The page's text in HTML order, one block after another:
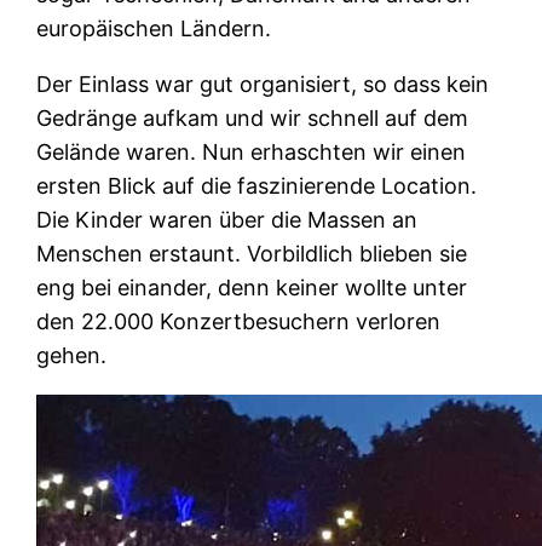
europäischen Ländern.
Der Einlass war gut organisiert, so dass kein
Gedränge aufkam und wir schnell auf dem
Gelände waren. Nun erhaschten wir einen
ersten Blick auf die faszinierende Location.
Die Kinder waren über die Massen an
Menschen erstaunt. Vorbildlich blieben sie
eng bei einander, denn keiner wollte unter
den 22.000 Konzertbesuchern verloren
gehen.